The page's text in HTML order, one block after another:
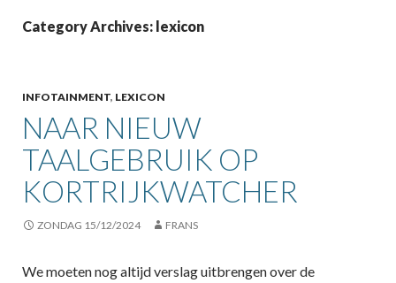
Category Archives: lexicon
INFOTAINMENT, LEXICON
NAAR NIEUW
TAALGEBRUIK OP
KORTRIJKWATCHER
ZONDAG 15/12/2024 FRANS
We moeten nog altijd verslag uitbrengen over de